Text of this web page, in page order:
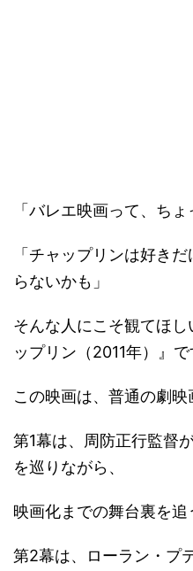
「バレエ映画って、ちょ
「チャップリンは好き
らないかも」
そんな人にこそ観てほ
ップリン（2011年）』で
この映画は、普通の劇映
第1幕は、周防正行監督
を巡りながら、
映画化までの舞台裏を追
第2幕は、ローラン・プ